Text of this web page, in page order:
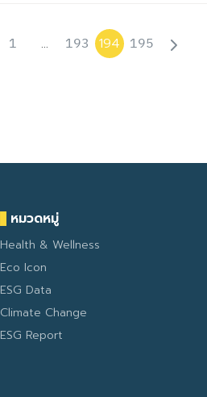
1 … 193 194 195
หมวดหมู่
Health & Wellness
Eco Icon
ESG Data
Climate Change
ESG Report